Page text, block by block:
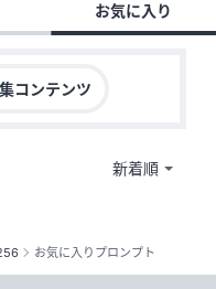
お気に入りプロンプト
お気に入り
コンテンツ